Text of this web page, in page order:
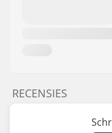
RECENSIES